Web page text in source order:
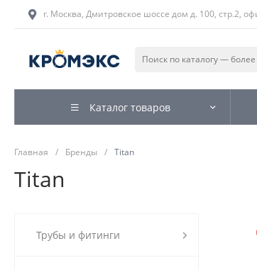
г. Москва, Дмитровское шоссе дом д. 100, стр.2,
Каталог товаров
Главная / Бренды / Titan
Titan
Трубы и фитинги